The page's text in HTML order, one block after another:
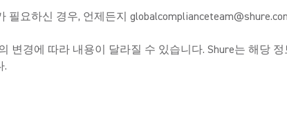
요하신 경우, 언제든지
변경에 따라 내용이 달라질 수 있습니다. Shure는 해당
.